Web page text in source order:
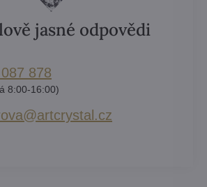
jasné odpovědi
878​
8:00-16:00)